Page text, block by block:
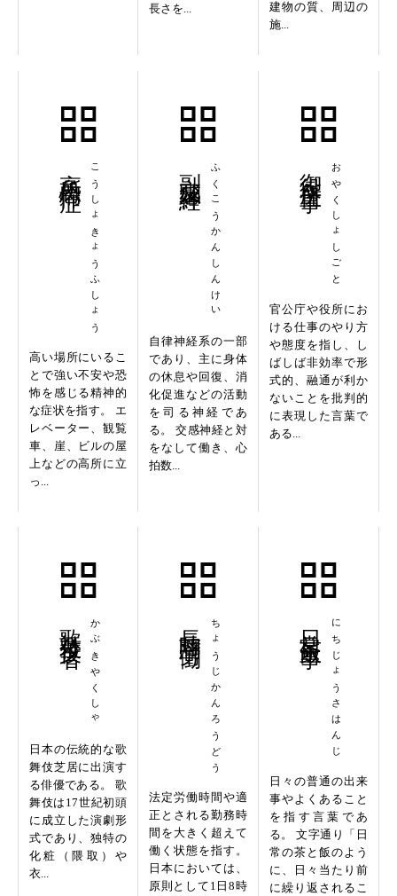
長さを...
建物の質、周辺の
施...
こうしょきょうふしょう
高い場所にいるこ
とで強い不安や恐
怖を感じる精神的
な症状を指す。 エ
レベーター、観覧
車、崖、ビルの屋
上などの高所に立
っ...
ふくこうかんしんけい
自律神経系の一部
であり、主に身体
の休息や回復、消
化促進などの活動
を司る神経であ
る。 交感神経と対
をなして働き、心
拍数...
おやくしょしごと
官公庁や役所にお
ける仕事のやり方
や態度を指し、し
ばしば非効率で形
式的、融通が利か
ないことを批判的
に表現した言葉で
ある...
かぶきやくしゃ
歌舞伎役者
日本の伝統的な歌
舞伎芝居に出演す
る俳優である。 歌
舞伎は17世紀初頭
に成立した演劇形
式であり、独特の
化粧（隈取）や
衣...
ちょうじかんろうどう
法定労働時間や適
正とされる勤務時
間を大きく超えて
働く状態を指す。
日本においては、
原則として1日8時
にちじょうさはんじ
日々の普通の出来
事やよくあること
を指す言葉であ
る。 文字通り「日
常の茶と飯のよう
に、日々当たり前
に繰り返されるこ